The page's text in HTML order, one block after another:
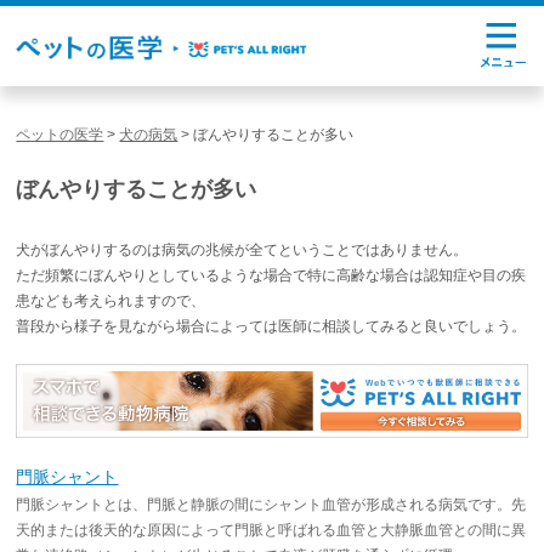
ペットの医学 >犬の病気 >ぼんやりすることが多い
ぼんやりすることが多い
犬がぼんやりするのは病気の兆候が全てということではありません。
ただ頻繁にぼんやりとしているような場合で特に高齢な場合は認知症や目の疾
患なども考えられますので、
普段から様子を見ながら場合によっては医師に相談してみると良いでしょう。
門脈シャント
門脈シャントとは、門脈と静脈の間にシャント血管が形成される病気です。先
天的または後天的な原因によって門脈と呼ばれる血管と大静脈血管との間に異